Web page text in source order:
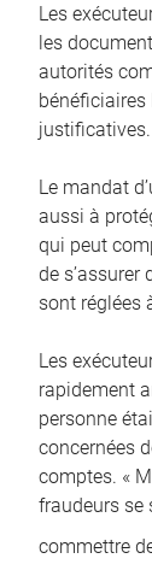
Les
les
autorités
justificatives.
Le mandat
aussi à
qui peut
de s’assurer
sont réglées
Les
rapidement
personne
concernées
comptes. «
fraudeurs se
commettre